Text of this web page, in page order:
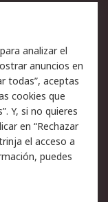
técnico
de privacidad -
de emails
de venta
analizar el
anuncios en
todas”, aceptas
cookies que
Y, si no quieres
en “Rechazar
el acceso a
puedes